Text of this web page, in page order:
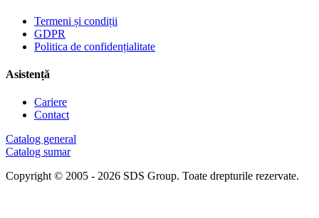
Termeni și condiții
GDPR
Politica de confidențialitate
Asistență
Cariere
Contact
Catalog general
Catalog sumar
Copyright © 2005 - 2026 SDS Group. Toate drepturile rezervate.